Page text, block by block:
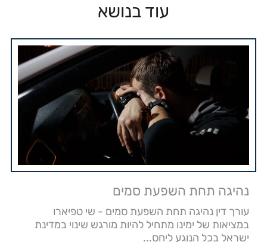
עוד בנושא
נהיגה תחת השפעת סמים
עורך דין נהיגה תחת השפעת סמים - שי טפיארו
במציאות של ימינו מתחיל להיות מורגש שינוי במדינת
ישראל בכל הנוגע ליחס...